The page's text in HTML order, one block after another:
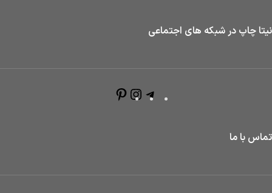
نیتا چاپ در شبکه های اجتماعی
تماس با ما